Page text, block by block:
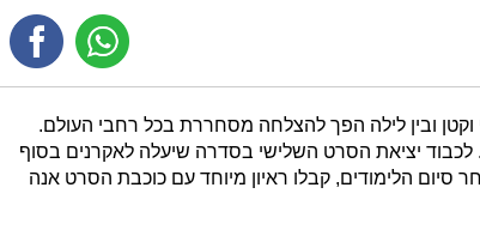
וקטן ובין לילה הפך להצלחה מסחררת בכל רחבי העולם.
לכבוד יציאת הסרט השלישי בסדרה שיעלה לאקרנים בסוף
סיום הלימודים, קבלו ראיון מיוחד עם כוכבת הסרט אנה